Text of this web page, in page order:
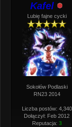
Kafel
Lubię fajne cycki
Sokołów Podlaski
RN23 2014
Liczba postów: 4,340
Dołączył: Feb 2012
Reputacja: 3